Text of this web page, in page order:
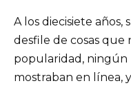
A los diecisiete años,
desfile de cosas que
popularidad, ningún
mostraban en línea,